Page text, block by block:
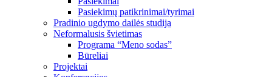
Pasiekimų patikrinimai/tyrimai
Pradinio ugdymo dailės studija
Neformalusis švietimas
Programa “Meno sodas”
Būreliai
Projektai